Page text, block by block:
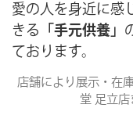
愛の人を身近に感
きる
「手元供養」
ております。
店舗により展示・在
堂 足立店